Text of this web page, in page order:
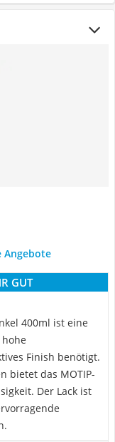
Angebote
GUT
400ml ist eine
Finish benötigt.
bietet das MOTIP-
Der Lack ist